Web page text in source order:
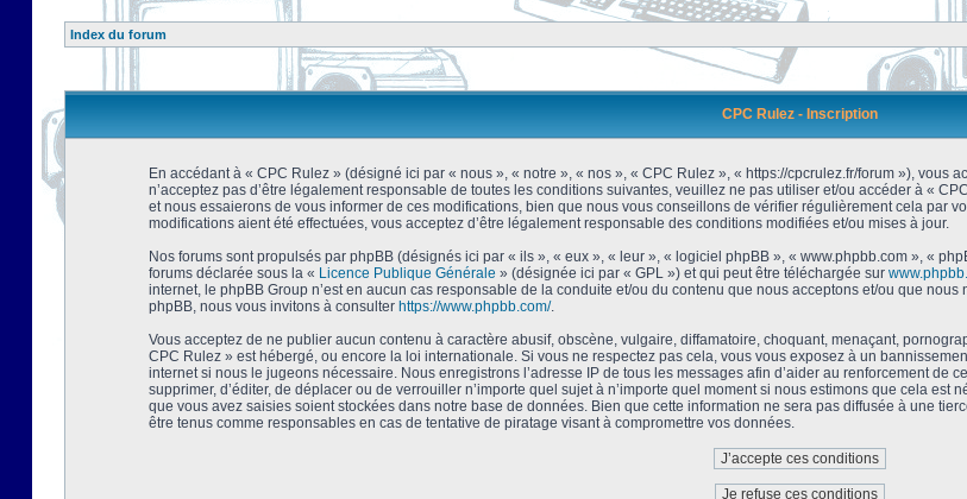
Index du forum
CPC Rulez - Inscription
En accédant à « CPC Rulez » (désigné ici par « nous », « notre », « nos », « CPC Rulez », « https://cpcrulez.fr/forum »), vous
n’acceptez pas d’être légalement responsable de toutes les conditions suivantes, veuillez ne pas utiliser et/ou accéder à «
et nous essaierons de vous informer de ces modifications, bien que nous vous conseillons de vérifier régulièrement cela par
modifications aient été effectuées, vous acceptez d’être légalement responsable des conditions modifiées et/ou mises à jour.
Nos forums sont propulsés par phpBB (désignés ici par « ils », « eux », « leur », « logiciel phpBB », « www.phpbb.com », «
forums déclarée sous la « Licence Publique Générale » (désignée ici par « GPL ») et qui peut être téléchargée sur
internet, le phpBB Group n’est en aucun cas responsable de la conduite et/ou du contenu que nous acceptons et/ou que
phpBB, nous vous invitons à consulter https://www.phpbb.com/.
Vous acceptez de ne publier aucun contenu à caractère abusif, obscène, vulgaire, diffamatoire, choquant, menaçant,
CPC Rulez » est hébergé, ou encore la loi internationale. Si vous ne respectez pas cela, vous vous exposez à un
internet si nous le jugeons nécessaire. Nous enregistrons l’adresse IP de tous les messages afin d’aider au renforcement de
supprimer, d’éditer, de déplacer ou de verrouiller n’importe quel sujet à n’importe quel moment si nous estimons que cela est
que vous avez saisies soient stockées dans notre base de données. Bien que cette information ne sera pas diffusée à une
être tenus comme responsables en cas de tentative de piratage visant à compromettre vos données.